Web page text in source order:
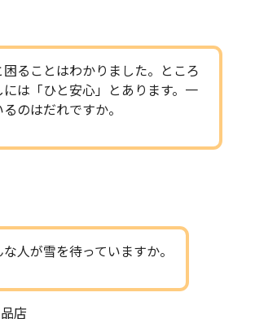
困ることはわかりました。ところ
は「ひと安心」とあります。一
のはだれですか。
人が雪を待っていますか。
店